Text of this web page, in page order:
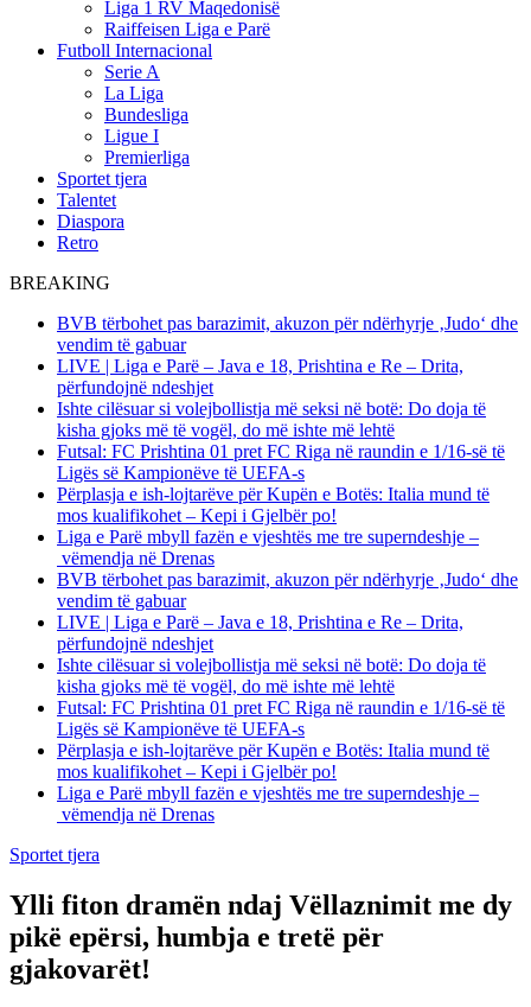
Liga 1 RV Maqedonisë
Raiffeisen Liga e Parë
Futboll Internacional
Serie A
La Liga
Bundesliga
Ligue I
Premierliga
Sportet tjera
Talentet
Diaspora
Retro
BREAKING
BVB tërbohet pas barazimit, akuzon për ndërhyrje ‚Judo‘ dhe
vendim të gabuar
LIVE | Liga e Parë – Java e 18, Prishtina e Re – Drita,
përfundojnë ndeshjet
Ishte cilësuar si volejbollistja më seksi në botë: Do doja të
kisha gjoks më të vogël, do më ishte më lehtë
Futsal: FC Prishtina 01 pret FC Riga në raundin e 1/16-së të
Ligës së Kampionëve të UEFA-s
Përplasja e ish-lojtarëve për Kupën e Botës: Italia mund të
mos kualifikohet – Kepi i Gjelbër po!
Liga e Parë mbyll fazën e vjeshtës me tre superndeshje –
vëmendja në Drenas
BVB tërbohet pas barazimit, akuzon për ndërhyrje ‚Judo‘ dhe
vendim të gabuar
LIVE | Liga e Parë – Java e 18, Prishtina e Re – Drita,
përfundojnë ndeshjet
Ishte cilësuar si volejbollistja më seksi në botë: Do doja të
kisha gjoks më të vogël, do më ishte më lehtë
Futsal: FC Prishtina 01 pret FC Riga në raundin e 1/16-së të
Ligës së Kampionëve të UEFA-s
Përplasja e ish-lojtarëve për Kupën e Botës: Italia mund të
mos kualifikohet – Kepi i Gjelbër po!
Liga e Parë mbyll fazën e vjeshtës me tre superndeshje –
vëmendja në Drenas
Sportet tjera
Ylli fiton dramën ndaj Vëllaznimit me dy
pikë epërsi, humbja e tretë për
gjakovarët!